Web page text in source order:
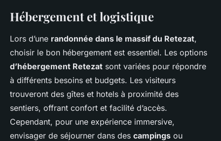
Hébergement et logistique
Lors d’une randonnée dans le massif du Retezat,
choisir le bon hébergement est essentiel. Les options
d’hébergement Retezat sont variées pour répondre
à différents besoins et budgets. Les visiteurs
trouveront des gîtes et hotels à proximité des
sentiers, offrant confort et facilité d’accès.
Cependant, pour une expérience immersive,
envisager de séjourner dans des campings ou